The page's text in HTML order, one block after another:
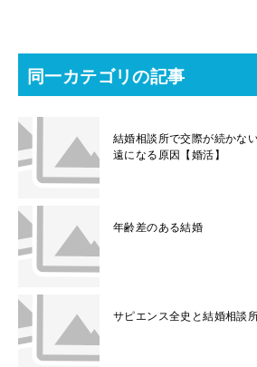
同一カテゴリの記事
結婚相談所で交際が続かな
遠になる原因【婚活】
年齢差のある結婚
サピエンス全史と結婚相談